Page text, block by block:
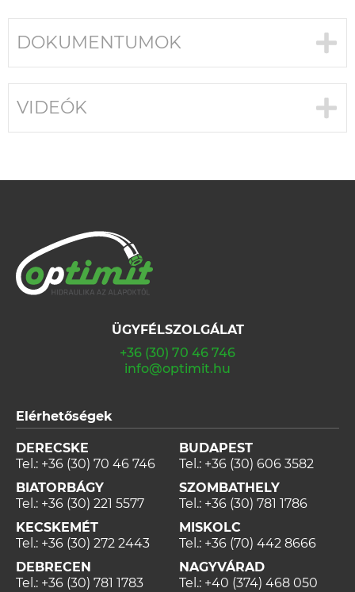
DOKUMENTUMOK
VIDEÓK
ÜGYFÉLSZOLGÁLAT
+36 (30) 70 46 746
info@optimit.hu
Elérhetőségek
DERECSKE
Tel.: +36 (30) 70 46 746
BIATORBÁGY
Tel.: +36 (30) 221 5577
KECSKEMÉT
Tel.: +36 (30) 272 2443
DEBRECEN
Tel.: +36 (30) 781 1783
BUDAPEST
Tel.: +36 (30) 606 3582
SZOMBATHELY
Tel.: +36 (30) 781 1786
MISKOLC
Tel.: +36 (70) 442 8666
NAGYVÁRAD
Tel.: +40 (374) 468 050